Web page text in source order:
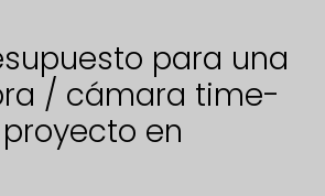
para una
/ cámara time-
en